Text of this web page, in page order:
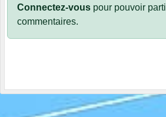
Connectez-vous pour pouvoir
commentaires.